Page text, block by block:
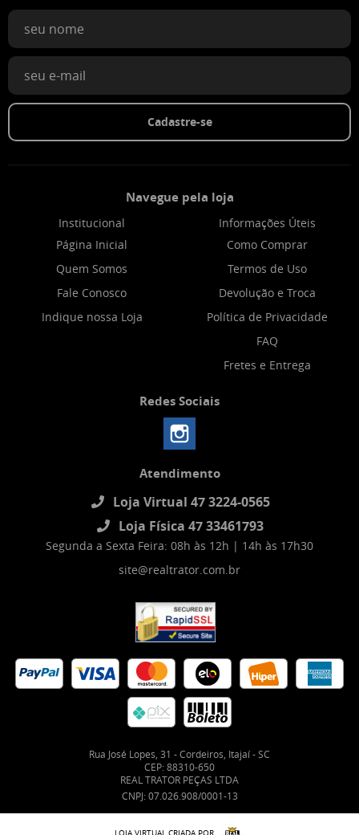
Cadastre-se
Navegue pela loja
Institucional
Página Inicial
Quem Somos
Fale Conosco
Indique nossa Loja
Informações Úteis
Como Comprar
Termos de Uso
Devolução e Troca
Política de Privacidade
FAQ
Fretes e Entrega
Redes Sociais
Atendimento
Loja Virtual 47 3224-0565
Loja Física 47 33461793
Segunda a Sexta Feira: 08h às 12h | 14h às 17h30
site@realtrator.com.br
Rua José Lopes, 31 -Cordeiros, Itajaí-SC
CEP: 88310-650
REAL TRATOR PEÇAS LTDA
CNPJ: 07.026.908/0001-13
LOJA VIRTUAL CRIADA POR